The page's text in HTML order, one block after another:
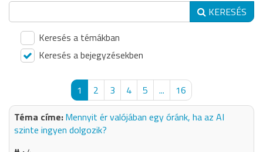
KERESÉS
Keresés a témákban
Keresés a bejegyzésekben
1 2 3 4 5 ...
16
Mennyit ér valójában egy óránk, ha az AI
szinte ingyen dolgozik?